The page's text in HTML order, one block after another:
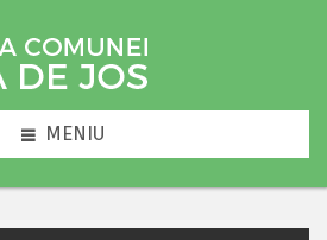
MENIU